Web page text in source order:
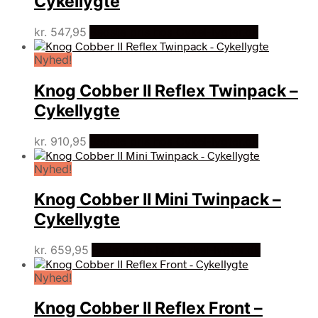
kr. 547,95
Nyhed!
Knog Cobber II Reflex Twinpack –
Cykellygte
kr. 910,95
Nyhed!
Knog Cobber II Mini Twinpack –
Cykellygte
kr. 659,95
Nyhed!
Knog Cobber II Reflex Front –